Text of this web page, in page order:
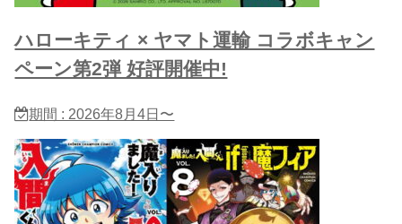
ハローキティ × ヤマト運輸 コラボキャン
ペーン第2弾 好評開催中!
期間 : 2026年8月4日〜